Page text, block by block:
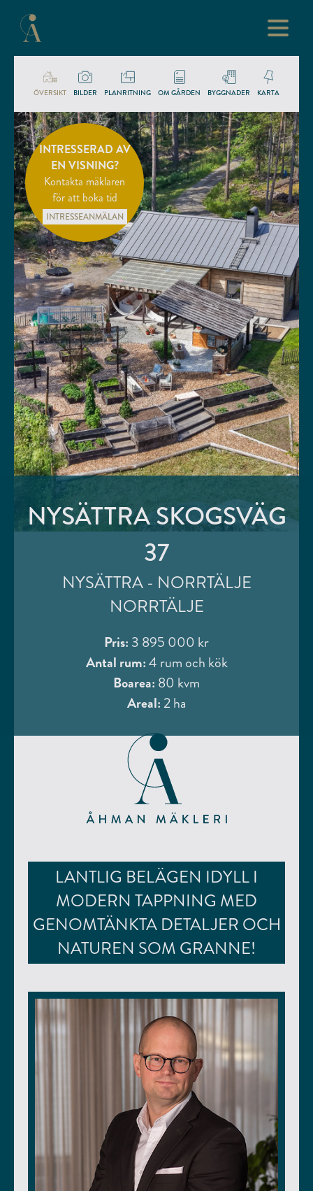
ÖVERSIKT BILDER PLANRITNING OM GÅRDEN BYGGNADER KARTA
INTRESSERAD AV
EN VISNING?
Kontakta mäklaren
för att boka tid
INTRESSEANMÄLAN
NYSÄTTRA SKOGSVÄG
37
NYSÄTTRA - NORRTÄLJE
NORRTÄLJE
Pris: 3 895 000 kr
Antal rum:4 rum och kök
Boarea: 80 kvm
Areal: 2 ha
LANTLIG BELÄGEN IDYLL I
MODERN TAPPNING MED
GENOMTÄNKTA DETALJER OCH
NATUREN SOM GRANNE!